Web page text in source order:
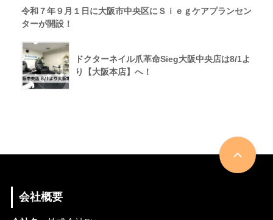
令和７年９月１日に大阪市中央区にＳｉｅｇケアプランセン
ターが開設！
ドクターネイル爪革命Sieg大阪中央店は8/1よ
り【大阪本店】へ！
会社概要